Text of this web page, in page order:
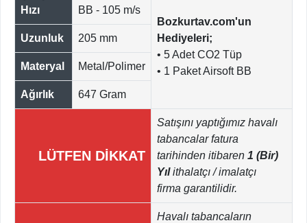
Bozkurtav.com'un
Hediyeleri;
• 5 Adet CO2 Tüp
• 1 Paket Airsoft BB
Hızı
BB - 105 m/s
Uzunluk 205 mm
Materyal Metal/Polimer
Ağırlık 647 Gram
LÜTFEN DİKKAT
Satışını yaptığımız havalı
tabancalar fatura
tarihinden itibaren 1 (Bir)
Yılithalatçı / imalatçı
firma garantilidir.
Havalı tabancaların